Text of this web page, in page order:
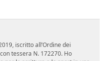
iscritto all’Ordine dei
tessera N. 172270. Ho